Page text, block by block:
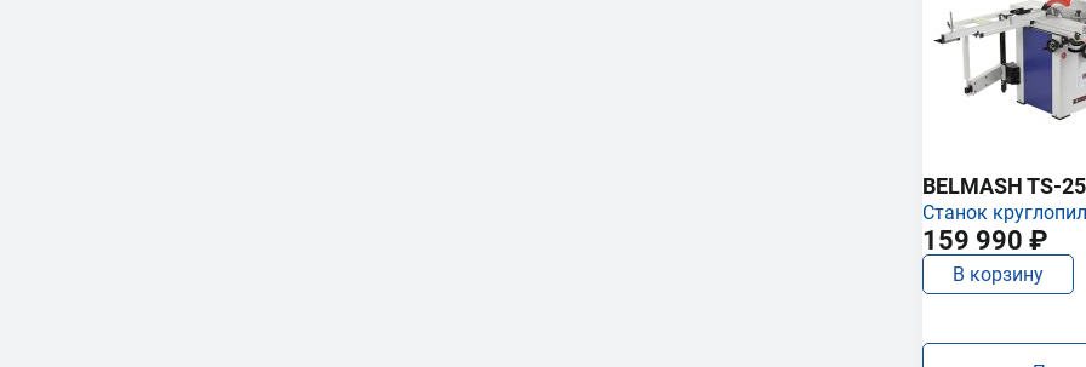
BELMASH TS-
Станок
159 990 ₽
В корзину